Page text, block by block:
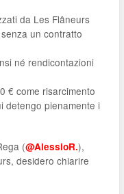
da Les Flâneurs
un contratto
né rendicontazioni
€ come risarcimento
detengo pienamente i
(@AlessioR.),
desidero chiarire